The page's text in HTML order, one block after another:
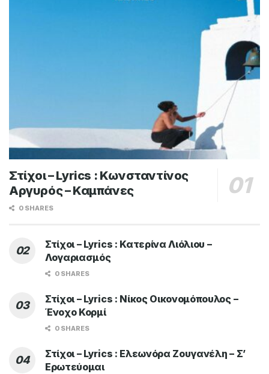
Στίχοι – Lyrics : Κωνσταντίνος
Αργυρός – Καμπάνες
0 SHARES
Στίχοι – Lyrics : Κατερίνα Λιόλιου –
Λογαριασμός
0 SHARES
Στίχοι – Lyrics : Νίκος Οικονομόπουλος –
Ένοχο Κορμί
0 SHARES
Στίχοι – Lyrics : Ελεωνόρα Ζουγανέλη – Σ’
Ερωτεύομαι